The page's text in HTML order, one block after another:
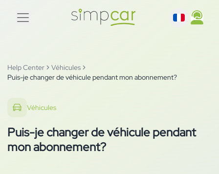
Help Center
Véhicules
Puis-je changer de véhicule pendant mon abonnement?
Véhicules
Puis-je changer de véhicule pendant
mon abonnement?